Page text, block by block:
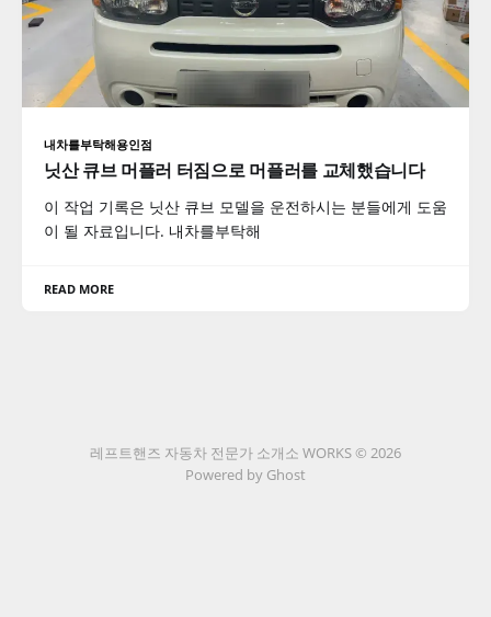
내차를부탁해용인점
닛산 큐브 머플러 터짐으로 머플러를 교체했습니다
이 작업 기록은 닛산 큐브 모델을 운전하시는 분들에게 도움
이 될 자료입니다. 내차를부탁해
READ MORE
레프트핸즈 자동차 전문가 소개소 WORKS © 2026
Powered by Ghost